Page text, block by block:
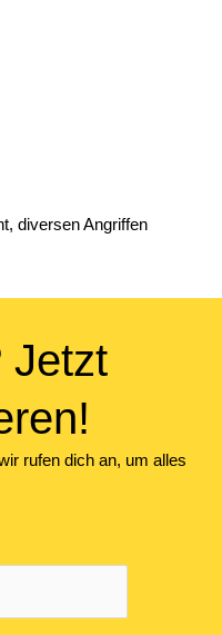
diversen Angriffen
Jetzt
rufen dich an, um alles